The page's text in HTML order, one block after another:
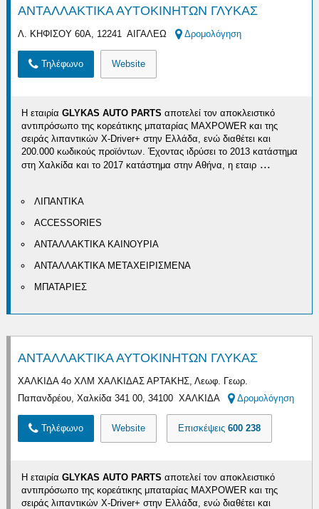
ΑΝΤΑΛΛΑΚΤΙΚΑ ΑΥΤΟΚΙΝΗΤΩΝ ΓΛΥΚΑΣ
Λ. ΚΗΦΙΣΟΥ 60Α, 12241 ΑΙΓΑΛΕΩ Δρομολόγηση
Τηλέφωνο Website
Η εταιρίαGLYKAS AUTO PARTSαποτελεί τον αποκλειστικό
αντιπρόσωπο της κορεάτικης μπαταρίας MAXPOWER και της
σειράς λιπαντικών X-Driver+ στην Ελλάδα, ενώ διαθέτει και
200.000 κωδικούς προϊόντων. Έχοντας ιδρύσει το 2013 κατάστημα
στη Χαλκίδα και το 2017 κατάστημα στην Αθήνα, η εταιρ ...
ΛΙΠΑΝΤΙΚΑ
ACCESSORIES
ΑΝΤΑΛΛΑΚΤΙΚΑ ΚΑΙΝΟΥΡΙΑ
ΑΝΤΑΛΛΑΚΤΙΚΑ ΜΕΤΑΧΕΙΡΙΣΜΕΝΑ
ΜΠΑΤΑΡΙΕΣ
ΑΝΤΑΛΛΑΚΤΙΚΑ ΑΥΤΟΚΙΝΗΤΩΝ ΓΛΥΚΑΣ
ΧΑΛΚΙΔΑ 4ο ΧΛΜ ΧΑΛΚΙΔΑΣ ΑΡΤΑΚΗΣ, Λεωφ. Γεωρ.
Παπανδρέου, Χαλκίδα 341 00, 34100 ΧΑΛΚΙΔΑ
Δρομολόγηση
Τηλέφωνο Website Επισκέψεις600 238
Η εταιρία GLYKAS AUTO PARTSαποτελεί τον αποκλειστικό
αντιπρόσωπο της κορεάτικης μπαταρίας MAXPOWER και της
σειράς λιπαντικών X-Driver+ στην Ελλάδα, ενώ διαθέτει και